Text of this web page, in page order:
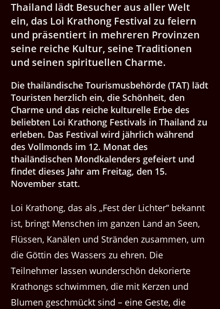
Thailand lädt Besucher aus aller Welt
ein, das Loi Krathong Festival zu feiern
und präsentiert in mehreren Provinzen
seine reiche Kultur, seine Traditionen
und seinen spirituellen Charme.
Die thailändische Tourismusbehörde (TAT) lädt
Touristen herzlich ein, die Schönheit, den
Charme und das reiche kulturelle Erbe des
beliebten Loi Krathong Festivals in Thailand zu
erleben. Das Festival wird jährlich während
des Vollmonds im 12. Monat des
thailändischen Mondkalenders gefeiert und
findet dieses Jahr am Freitag, den 15.
November statt.
Loi Krathong, das als „Fest der Lichter“ bekannt
ist, bringt Menschen im ganzen Land an Seen,
Flüssen, Kanälen und Stränden zusammen, um
die Göttin des Wassers zu ehren. Die
Teilnehmer lassen wunderschön dekorierte
Krathongs schwimmen, die mit Kerzen und
Blumen geschmückt sind – eine Geste, die